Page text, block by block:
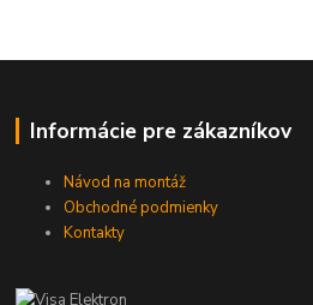
Informácie pre zákazníkov
Návod na montáž
Obchodné podmienky
Kontakty